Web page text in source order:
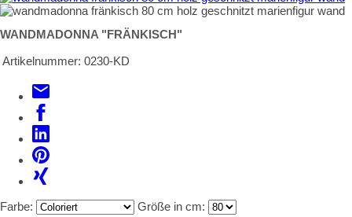
WANDMADONNA "FRÄNKISCH"
Artikelnummer: 0230-KD
Farbe:
Größe in cm: